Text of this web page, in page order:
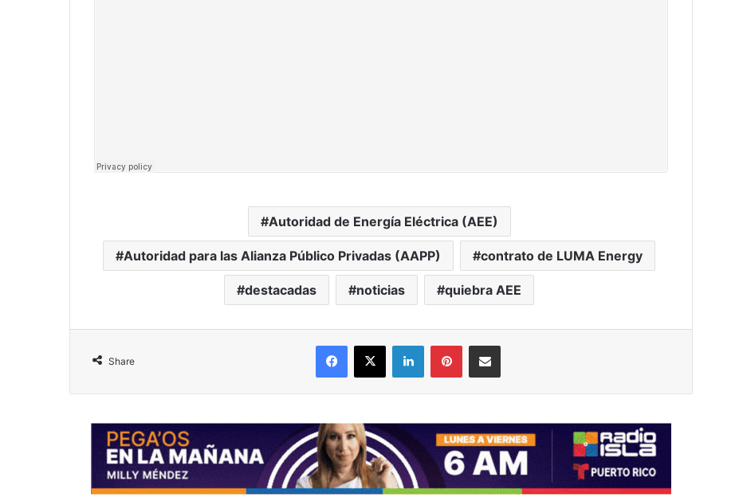
Autoridad de Energía Eléctrica (AEE)
Autoridad para las Alianza Público Privadas (AAPP) contrato de LUMA Energy
destacadas noticias quiebra AEE
Share
Facebook
X LinkedInPinterestShare via Email